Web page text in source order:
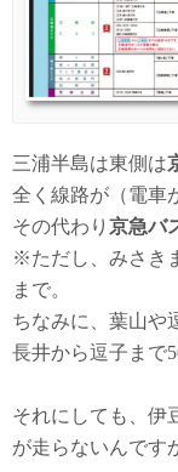
三浦半島は東側は
全く線路が（電車
その代わり 京急バ
※ただし、みさき
まで。
ちなみに、葉山や
長井から逗子まで
それにしても、伊
が走らないんです